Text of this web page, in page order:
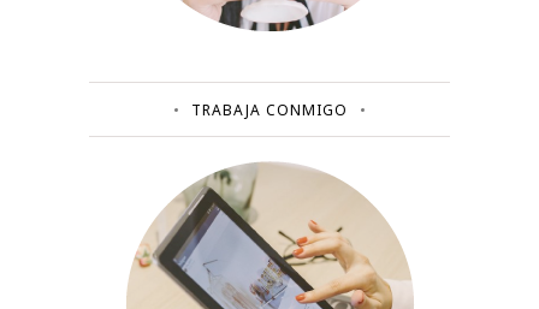
TRABAJA CONMIGO